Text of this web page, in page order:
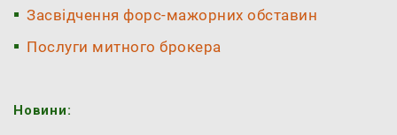
Засвідчення форс-мажорних обставин
Послуги митного брокера
Новини: